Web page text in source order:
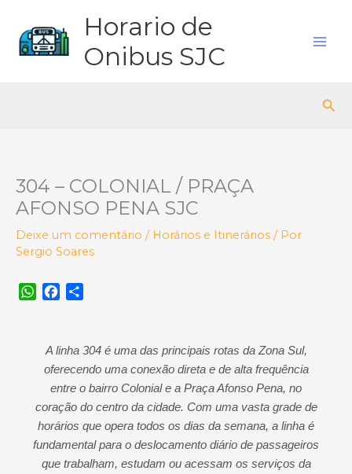
Horario de
Onibus SJC
304 – COLONIAL / PRAÇA
AFONSO PENA SJC
Deixe um comentário / Horários e Itinerários / Por
Sergio Soares
W
p
e
o
o
k
r
A linha 304 é uma das principais rotas da Zona Sul,
oferecendo uma conexão direta e de alta frequência
entre o bairro Colonial e a Praça Afonso Pena, no
coração do centro da cidade. Com uma vasta grade de
horários que opera todos os dias da semana, a linha é
fundamental para o deslocamento diário de passageiros
que trabalham, estudam ou acessam os serviços da